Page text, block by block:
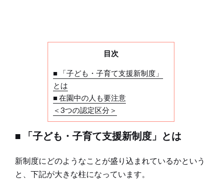
目次
■ 「子ども・子育て支援新制度」
とは
■ 在園中の人も要注意
＜3つの認定区分＞
■ 「子ども・子育て支援新制度」とは
新制度にどのようなことが盛り込まれているかという
と、下記が大きな柱になっています。